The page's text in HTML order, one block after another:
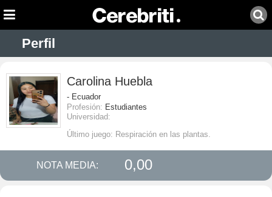
Perfil
Carolina Huebla
- Ecuador
Profesión: Estudiantes
Universidad:
Último juego: Respiración en las plantas.
NOTA MEDIA: 0,00